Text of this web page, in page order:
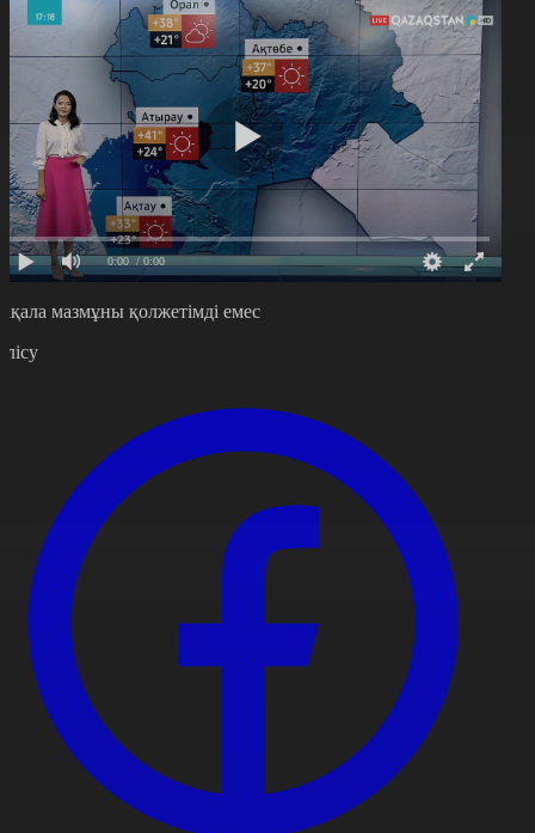
0:00 / 0:00
мазмұны қолжетімді емес